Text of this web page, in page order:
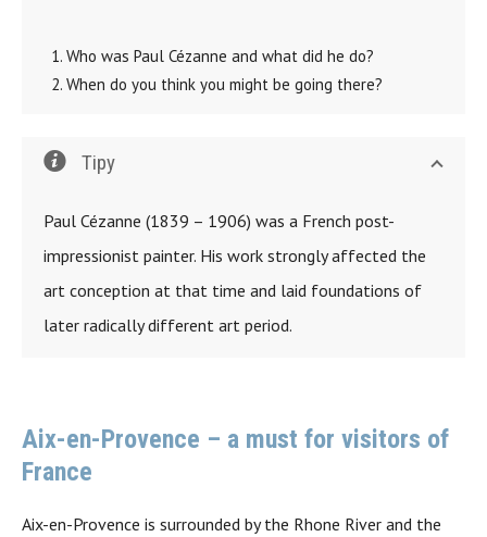
Who was Paul Cézanne and what did he do?
When do you think you might be going there?
Tipy
Paul Cézanne (1839 – 1906) was a French post-
impressionist painter. His work strongly affected the
art conception at that time and laid foundations of
later radically different art period.
Aix-en-Provence – a must for visitors of
France
Aix-en-Provence is surrounded by the Rhone River and the